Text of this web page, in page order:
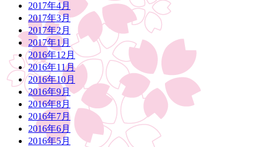
2017年4月
2017年3月
2017年2月
2017年1月
2016年12月
2016年11月
2016年10月
2016年9月
2016年8月
2016年7月
2016年6月
2016年5月